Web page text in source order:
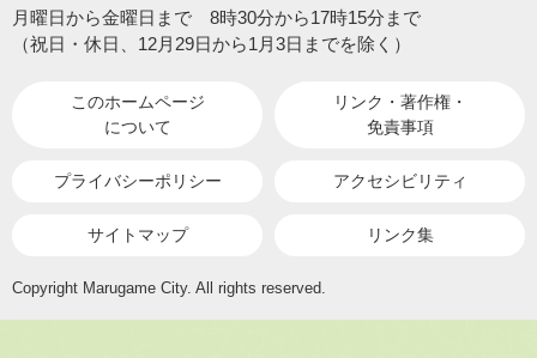
月曜日から金曜日まで 8時30分から17時15分まで
（祝日・休日、12月29日から1月3日までを除く）
このホームページ
について
リンク・著作権・
免責事項
プライバシーポリシー アクセシビリティ
サイトマップ リンク集
Copyright Marugame City. All rights reserved.